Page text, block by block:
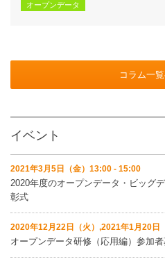
オープンデータ
コラム一
イベント
2021年3月5日（金）13:00 - 15:00
2020年度のオープンデータ・ビッグ
彰式
2020年12月22日（火）,2021年1月20日
オープンデータ研修（応用編）参加